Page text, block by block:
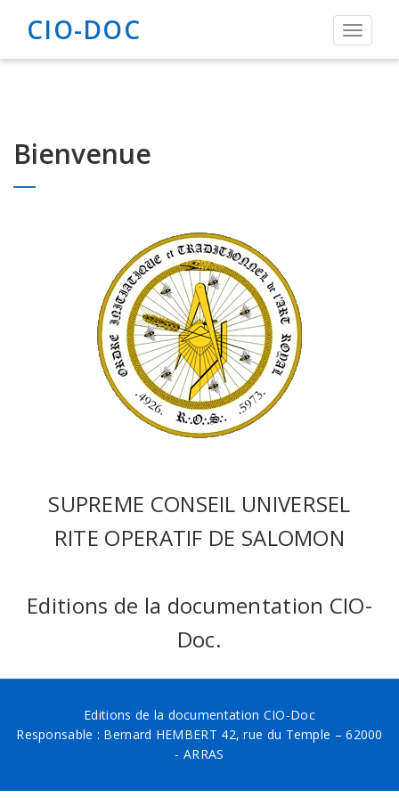
Toggle
CIO-DOC
Bienvenue
SUPREME CONSEIL UNIVERSEL
RITE OPERATIF DE SALOMON
Editions de la documentation CIO-
Doc.
Editions de la documentation CIO-Doc
Responsable : Bernard HEMBERT 42, rue du Temple – 62000
- ARRAS